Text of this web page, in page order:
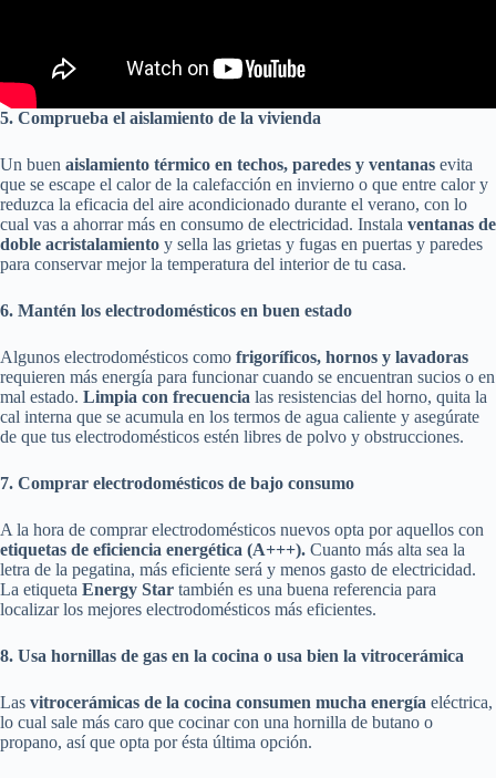
5. Comprueba el aislamiento de la vivienda
Un buen aislamiento térmico en techos, paredes y ventanas evita
que se escape el calor de la calefacción en invierno o que entre calor y
reduzca la eficacia del aire acondicionado durante el verano, con lo
cual vas a ahorrar más en consumo de electricidad. Instala ventanas de
doble acristalamiento y sella las grietas y fugas en puertas y paredes
para conservar mejor la temperatura del interior de tu casa.
6. Mantén los electrodomésticos en buen estado
Algunos electrodomésticos como frigoríficos, hornos y lavadoras
requieren más energía para funcionar cuando se encuentran sucios o en
mal estado. Limpia con frecuencia las resistencias del horno, quita la
cal interna que se acumula en los termos de agua caliente y asegúrate
de que tus electrodomésticos estén libres de polvo y obstrucciones.
7. Comprar electrodomésticos de bajo consumo
A la hora de comprar electrodomésticos nuevos opta por aquellos con
etiquetas de eficiencia energética (A+++). Cuanto más alta sea la
letra de la pegatina, más eficiente será y menos gasto de electricidad.
La etiqueta Energy Star también es una buena referencia para
localizar los mejores electrodomésticos más eficientes.
8. Usa hornillas de gas en la cocina o usa bien la vitrocerámica
Las vitrocerámicas de la cocina consumen mucha energía eléctrica,
lo cual sale más caro que cocinar con una hornilla de butano o
propano, así que opta por ésta última opción.